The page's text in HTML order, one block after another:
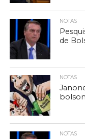
NOTAS
de
NOTAS
NOTAS